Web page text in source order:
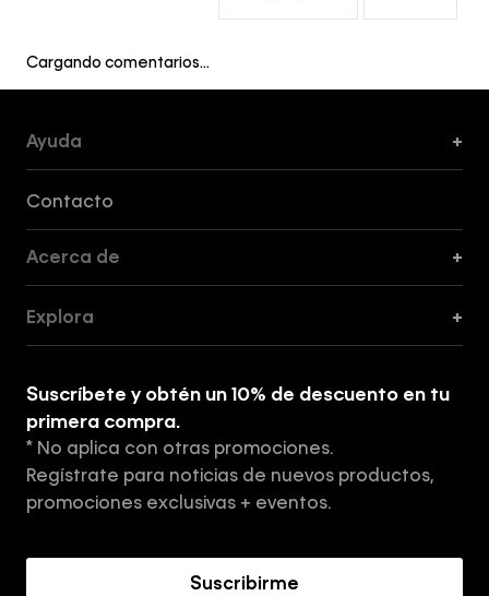
Cargando comentarios…
Ayuda +
Contacto
Acerca de +
Tiendas
Aviso de privacidad
Términos y Condiciones
Explora +
Suscríbete y obtén un 10% de descuento en tu
primera compra.
* No aplica con otras promociones.
Regístrate para noticias de nuevos productos,
promociones exclusivas + eventos.
Suscribirme